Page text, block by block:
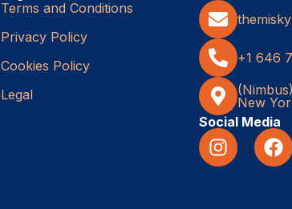
Terms and Conditions
Privacy Policy
Cookies Policy
Legal
+1 646
New
Social Media